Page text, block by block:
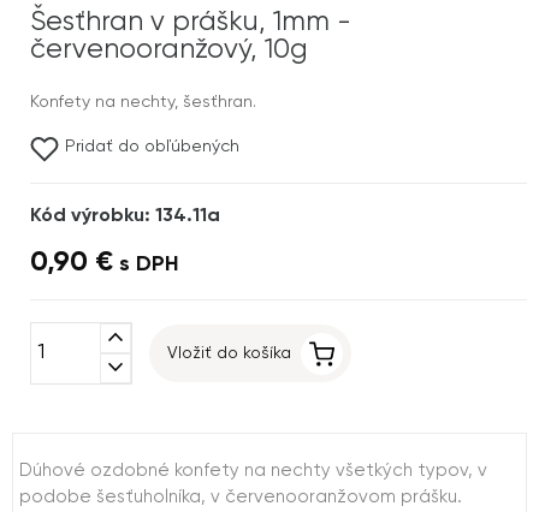
Šesťhran v prášku, 1mm -
červenooranžový, 10g
Konfety na nechty, šesťhran.
Pridať do obľúbených
Kód výrobku: 134.11a
0,90 € s DPH
expand_less
expand_more
Vložiť do košíka
Dúhové ozdobné konfety na nechty všetkých typov, v
podobe šesťuholníka, v červenooranžovom prášku.